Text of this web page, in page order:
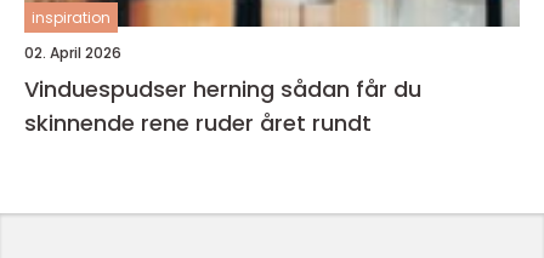
inspiration
02. April 2026
Vinduespudser herning sådan får du
skinnende rene ruder året rundt